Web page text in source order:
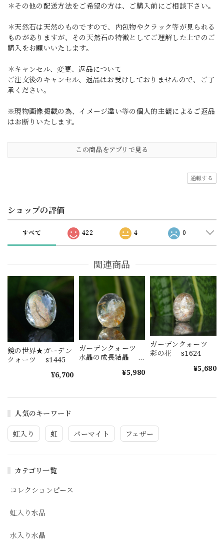
人気のキーワード
虹入り 虹 パーマイト フェザー
カテゴリ一覧
コレクションピース
虹入り水晶
水入り水晶
＊その他の配送方法をご希望の方は、ご購入前にご相談下さい。
＊天然石は天然のものですので、内包物やクラック等が見られる
ものがありますが、その天然石の特徴としてご理解した上でのご
購入をお願いいたします。
＊キャンセル、変更、返品について
ご注文後のキャンセル、返品はお受けしておりませんので、ご了
承ください。
※現物画像掲載の為、イメージ違い等の個人的主観によるご返品
はお断りいたします。
この商品をアプリで見る
通報する
ショップの評価
すべて 422 4 0
関連商品
鏡の世界★ガーデン
クォーツ s1445
¥6,700
ガーデンクォーツ
水晶の成長結晶
¥5,980
ガーデンクォーツ
彩の花 s1624
¥5,680